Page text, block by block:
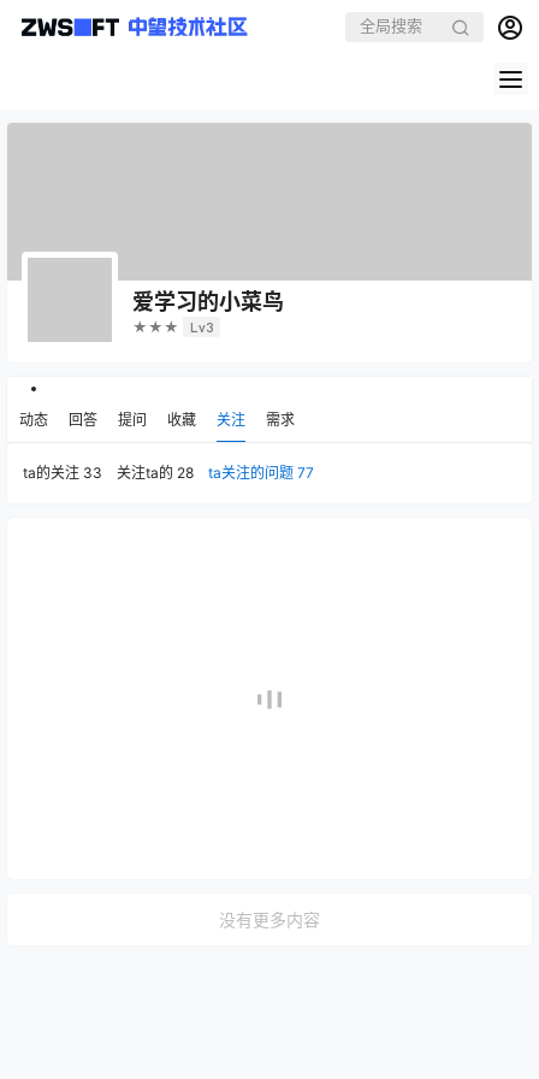
爱学习的小菜鸟
★★★ Lv3
动态 回答 提问 收藏 关注 需求
ta的关注 33 关注ta的 28 ta关注的问题 77
没有更多内容